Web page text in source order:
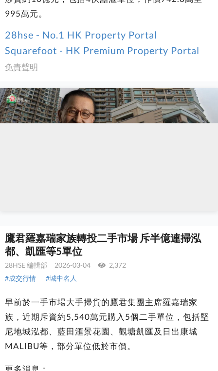
995萬元。
28hse - No.1 HK Property Portal
Squarefoot - HK Premium Property Portal
免責聲明
鷹君羅嘉瑞家族轉投二手市場 斥半億連掃泓
都、凱匯等5單位
28HSE 編輯部 2026-03-04
2,372
#成交行情
#城中名人
早前於一手市場大手掃貨的鷹君集團主席羅嘉瑞家
族，近期斥資約5,540萬元購入5個二手單位，包括堅
尼地城泓都、藍田滙景花園、觀塘凱匯及日出康城
MALIBU等，部分單位低於市價。
更多消息：